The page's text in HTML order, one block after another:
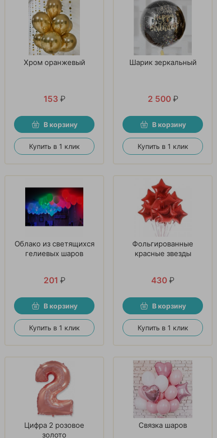
Хром оранжевый
153 ₽
В корзину
Купить в 1 клик
Шарик зеркальный
2 500 ₽
В корзину
Купить в 1 клик
Облако из светящихся
гелиевых шаров
201 ₽
В корзину
Купить в 1 клик
Фольгированные
красные звезды
430 ₽
В корзину
Купить в 1 клик
Цифра 2 розовое
золото
Связка шаров